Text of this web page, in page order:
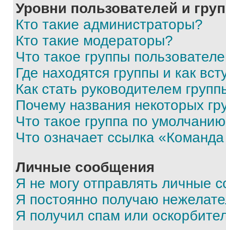
Уровни пользователей и
Кто такие администраторы?
Кто такие модераторы?
Что такое группы
Где находятся группы и как
Как стать руководителем
Почему названия некоторых
Что такое группа по
Что означает ссылка
Личные сообщения
Я не могу отправлять личные
Я постоянно получаю
Я получил спам или